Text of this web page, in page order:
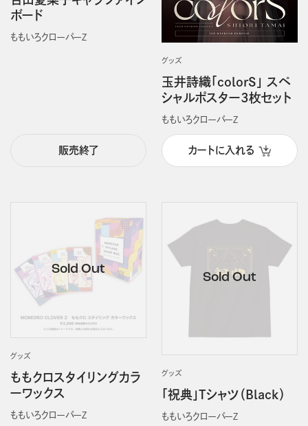
ボード
ももいろクローバーＺ
販売終了
グッズ
玉井詩織「colorS」 スペ
シャルポスター3枚セット
ももいろクローバーＺ
カートに入れる
グッズ
ももクロスタイリングカラ
ーワックス
ももいろクローバーＺ
グッズ
「祝典」Tシャツ（Black）
ももいろクローバーＺ